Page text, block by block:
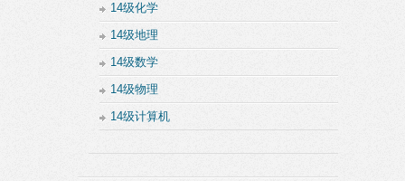
14级化学
14级地理
14级数学
14级物理
14级计算机